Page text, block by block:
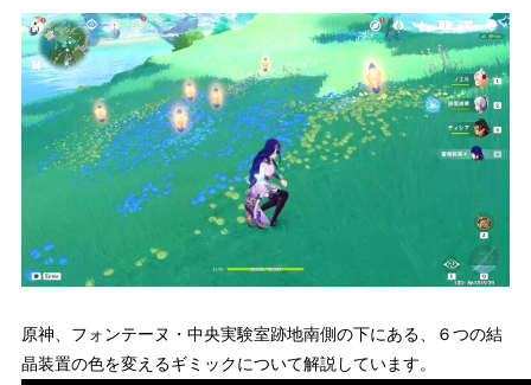
原神、フォンテーヌ・中央実験室跡地南側の下にある、６つの結
晶装置の色を変えるギミックについて解説しています。